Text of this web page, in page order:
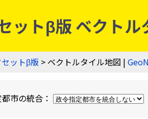
ットβ版 ベクト
ットβ版 > ベクトルタイル地図 |
市の統合：